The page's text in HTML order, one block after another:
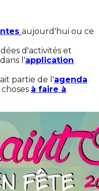
aujourd'hui ou ce
d'activités et
dans l'application
partie de l'agenda
à faire à